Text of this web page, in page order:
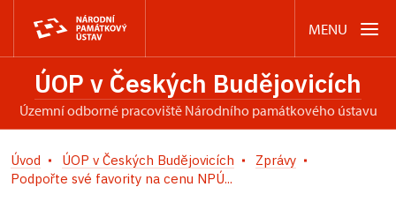
MENU
ÚOP v Českých Budějovicích
územní odborné pracoviště Národního památkového ústavu
Úvod ÚOP v Českých Budějovicích
Zprávy
Podpořte své favority na cenu NPÚ...